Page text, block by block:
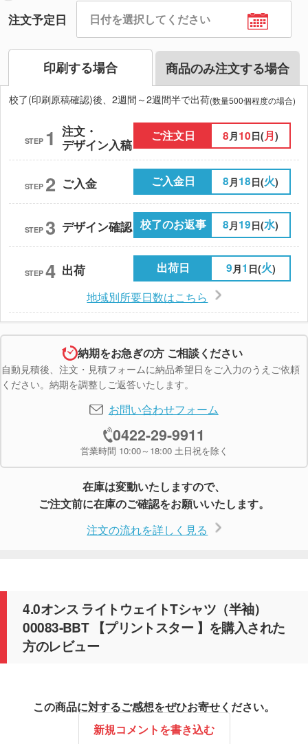
注文予定日
印刷する場合 商品のみ注文する場合
校了(印刷原稿確認)後、2週間～2週間半で出荷(数量500個程度の場合)
STEP 1 注文・
デザイン入稿
ご注文日 8月10日(月)
STEP 2 ご入金 ご入金日 8 月18日(火)
STEP 3 デザイン確認 校了のお返事 8 月19日(水)
STEP 4 出荷 出荷日 9 月1 日(火)
地域別所要日数はこちら
納期をお急ぎの方 ご相談ください
自動見積後、注文・見積フォームに納品希望日をご入力のうえご依頼
ください。納期を調整しご返答いたします。
お問い合わせフォーム
0422-29-9911
営業時間 10:00～18:00 土日祝を除く
在庫は変動いたしますので、
ご注文前に在庫のご確認をお願いいたします。
注文の流れを詳しく見る
4.0オンス ライトウェイトTシャツ（半袖）
00083-BBT 【プリントスター 】を購入された
方のレビュー
この商品に対するご感想をぜひお寄せください。
新規コメントを書き込む